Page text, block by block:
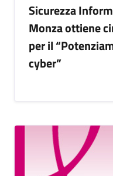
Sicurezza
Monza ottiene
per il
cyber”